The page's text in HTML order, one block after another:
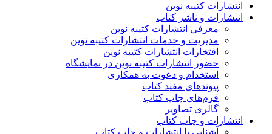
انتشارات کتیبه نوین
انتشارات و ناشر کتاب
معرفی انتشارات کتیبه نوین
مدیریت و خدمات انتشارات کتیبه نوین
افتخارات انتشارات کتیبه نوین
حضور انتشارات کتیبه نوین در نمایشگاه‌
استخدام و دعوت به همکاری
پیوندهای مفید کتاب
فرم‌های چاپ کتاب
گالری تصاویر
انتشارات و چاپ کتاب